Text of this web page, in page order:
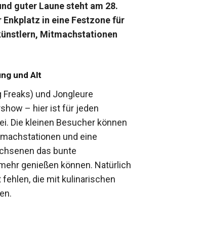
guter Laune steht am 28.
Enkplatz in eine Festzone für
Mitmachstationen
und Alt
und Jongleure
– hier ist für jeden
Die kleinen Besucher können
und eine
das bunte
genießen können. Natürlich
fehlen, die mit kulinarischen